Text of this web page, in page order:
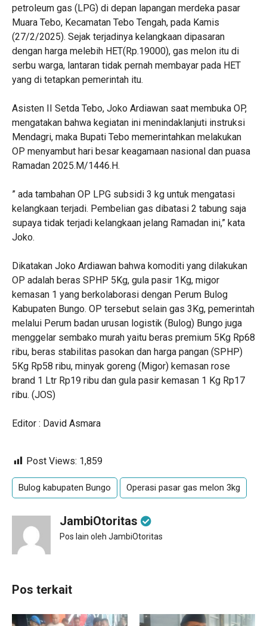
petroleum gas (LPG) di depan lapangan merdeka pasar
Muara Tebo, Kecamatan Tebo Tengah, pada Kamis
(27/2/2025). Sejak terjadinya kelangkaan dipasaran
dengan harga melebih HET(Rp.19000), gas melon itu di
serbu warga, lantaran tidak pernah membayar pada HET
yang di tetapkan pemerintah itu.
Asisten II Setda Tebo, Joko Ardiawan saat membuka OP,
mengatakan bahwa kegiatan ini menindaklanjuti instruksi
Mendagri, maka Bupati Tebo memerintahkan melakukan
OP menyambut hari besar keagamaan nasional dan puasa
Ramadan 2025.M/1446.H.
” ada tambahan OP LPG subsidi 3 kg untuk mengatasi
kelangkaan terjadi. Pembelian gas dibatasi 2 tabung saja
supaya tidak terjadi kelangkaan jelang Ramadan ini,” kata
Joko.
Dikatakan Joko Ardiawan bahwa komoditi yang dilakukan
OP adalah beras SPHP 5Kg, gula pasir 1Kg, migor
kemasan 1 yang berkolaborasi dengan Perum Bulog
Kabupaten Bungo. OP tersebut selain gas 3Kg, pemerintah
melalui Perum badan urusan logistik (Bulog) Bungo juga
menggelar sembako murah yaitu beras premium 5Kg Rp68
ribu, beras stabilitas pasokan dan harga pangan (SPHP)
5Kg Rp58 ribu, minyak goreng (Migor) kemasan rose
brand 1 Ltr Rp19 ribu dan gula pasir kemasan 1 Kg Rp17
ribu. (JOS)
Editor : David Asmara
Post Views: 1,859
Bulog kabupaten Bungo Operasi pasar gas melon 3kg
JambiOtoritas
Pos lain oleh JambiOtoritas
Pos terkait